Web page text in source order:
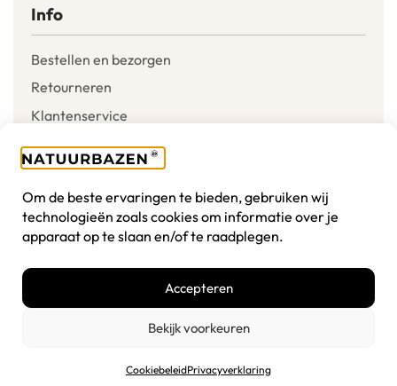
Om de beste ervaringen te bieden, gebruiken wij
technologieën zoals cookies om informatie over je
apparaat op te slaan en/of te raadplegen.
Accepteren
Bekijk voorkeuren
CookiebeleidPrivacyverklaring
Info
Bestellen en bezorgen
Retourneren
Klantenservice
Mijn account
Verlanglijst
Winkelmandje
Over ons
Algemene voorwaarden